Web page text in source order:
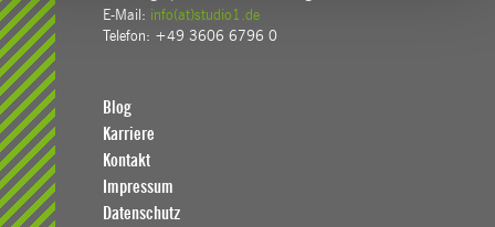
E-Mail: info(at)studio1.de
Telefon: +49 3606 6796 0
Blog
Karriere
Kontakt
Impressum
Datenschutz